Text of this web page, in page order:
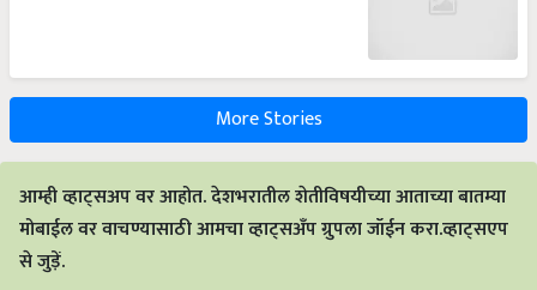
More Stories
आम्ही व्हाट्सअप वर आहोत. देशभरातील शेतीविषयीच्या आताच्या बातम्या
मोबाईल वर वाचण्यासाठी आमचा व्हाट्सअँप ग्रुपला जॉईन करा.व्हाट्सएप
से जुड़ें.